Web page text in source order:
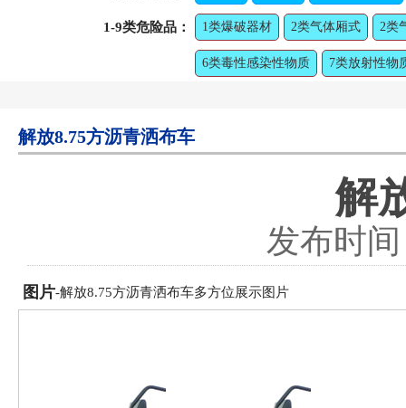
1-9类危险品： 1类爆破器材 2类气体厢式 2类
6类毒性感染性物质 7类放射性物
解放8.75方沥青洒布车
解
发布时
图片-解放8.75方沥青洒布车多方位展示图片